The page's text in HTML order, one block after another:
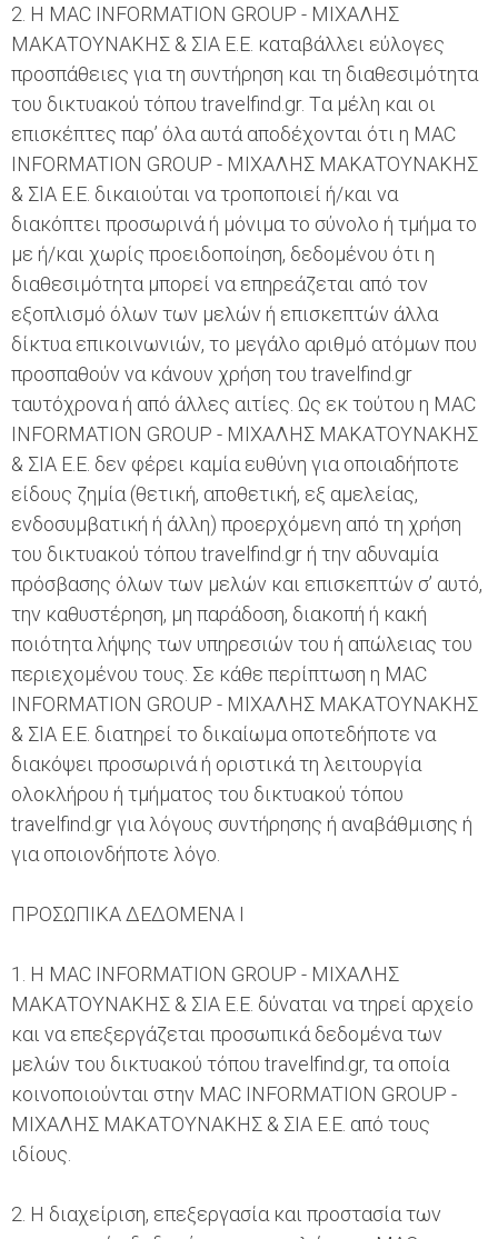
2. Η MAC INFORMATION GROUP - ΜΙΧΑΛΗΣ
ΜΑΚΑΤΟΥΝΑΚΗΣ & ΣΙΑ Ε.Ε. καταβάλλει εύλογες
προσπάθειες για τη συντήρηση και τη διαθεσιμότητα
του δικτυακού τόπου travelfind.gr. Tα μέλη και οι
επισκέπτες παρ’ όλα αυτά αποδέχονται ότι η MAC
INFORMATION GROUP - ΜΙΧΑΛΗΣ ΜΑΚΑΤΟΥΝΑΚΗΣ
& ΣΙΑ Ε.Ε. δικαιούται να τροποποιεί ή/και να
διακόπτει προσωρινά ή μόνιμα το σύνολο ή τμήμα το
με ή/και χωρίς προειδοποίηση, δεδομένου ότι η
διαθεσιμότητα μπορεί να επηρεάζεται από τον
εξοπλισμό όλων των μελών ή επισκεπτών άλλα
δίκτυα επικοινωνιών, το μεγάλο αριθμό ατόμων που
προσπαθούν να κάνουν χρήση του travelfind.gr
ταυτόχρονα ή από άλλες αιτίες. Ως εκ τούτου η MAC
INFORMATION GROUP - ΜΙΧΑΛΗΣ ΜΑΚΑΤΟΥΝΑΚΗΣ
& ΣΙΑ Ε.Ε. δεν φέρει καμία ευθύνη για οποιαδήποτε
είδους ζημία (θετική, αποθετική, εξ αμελείας,
ενδοσυμβατική ή άλλη) προερχόμενη από τη χρήση
του δικτυακού τόπου travelfind.gr ή την αδυναμία
πρόσβασης όλων των μελών και επισκεπτών σ’ αυτό,
την καθυστέρηση, μη παράδοση, διακοπή ή κακή
ποιότητα λήψης των υπηρεσιών του ή απώλειας του
περιεχομένου τους. Σε κάθε περίπτωση η MAC
INFORMATION GROUP - ΜΙΧΑΛΗΣ ΜΑΚΑΤΟΥΝΑΚΗΣ
& ΣΙΑ Ε.Ε. διατηρεί το δικαίωμα οποτεδήποτε να
διακόψει προσωρινά ή οριστικά τη λειτουργία
ολοκλήρου ή τμήματος του δικτυακού τόπου
travelfind.gr για λόγους συντήρησης ή αναβάθμισης ή
για οποιονδήποτε λόγο.
ΠΡΟΣΩΠΙΚΑ ΔΕΔΟΜΕΝΑ Ι
1. Η MAC INFORMATION GROUP - ΜΙΧΑΛΗΣ
ΜΑΚΑΤΟΥΝΑΚΗΣ & ΣΙΑ Ε.Ε. δύναται να τηρεί αρχείο
και να επεξεργάζεται προσωπικά δεδομένα των
μελών του δικτυακού τόπου travelfind.gr, τα οποία
κοινοποιούνται στην MAC INFORMATION GROUP -
ΜΙΧΑΛΗΣ ΜΑΚΑΤΟΥΝΑΚΗΣ & ΣΙΑ Ε.Ε. από τους
ιδίους.
2. Η διαχείριση, επεξεργασία και προστασία των